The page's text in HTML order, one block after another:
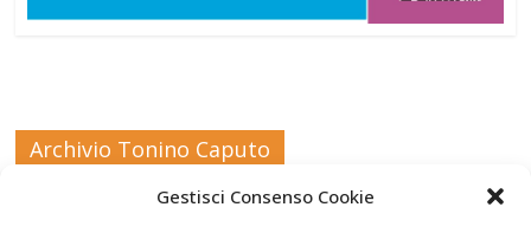
Gestisci Consenso Cookie
Archivio Tonino Caputo